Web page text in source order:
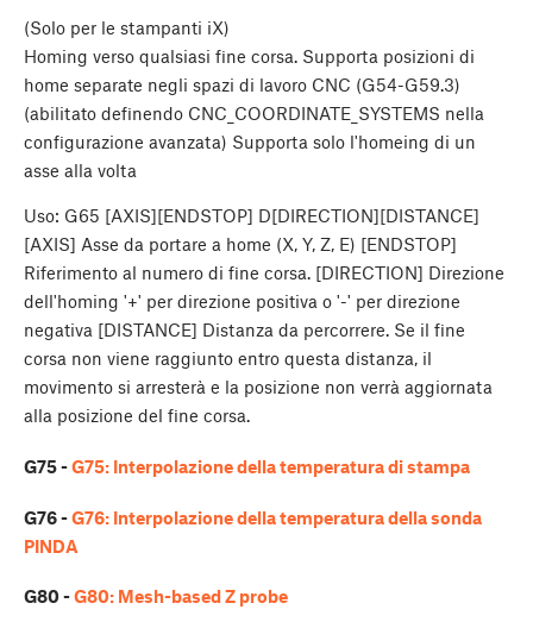
(Solo per le stampanti iX)
Homing verso qualsiasi fine corsa. Supporta posizioni di
home separate negli spazi di lavoro CNC (G54-G59.3)
(abilitato definendo CNC_COORDINATE_SYSTEMS nella
configurazione avanzata) Supporta solo l'homeing di un
asse alla volta
Uso: G65 [AXIS][ENDSTOP] D[DIRECTION][DISTANCE]
[AXIS] Asse da portare a home (X, Y, Z, E) [ENDSTOP]
Riferimento al numero di fine corsa. [DIRECTION] Direzione
dell'homing '+' per direzione positiva o '-' per direzione
negativa [DISTANCE] Distanza da percorrere. Se il fine
corsa non viene raggiunto entro questa distanza, il
movimento si arresterà e la posizione non verrà aggiornata
alla posizione del fine corsa.
G75 -G75: Interpolazione della temperatura di stampa
G76 -G76: Interpolazione della temperatura della sonda
PINDA
G80 -G80: Mesh-based Z probe